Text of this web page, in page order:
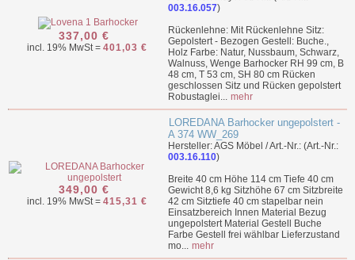
337,00 €
incl. 19% MwSt = 401,03 €
003.16.057)
Rückenlehne: Mit Rückenlehne Sitz:
Gepolstert - Bezogen Gestell: Buche.,
Holz Farbe: Natur, Nussbaum, Schwarz,
Walnuss, Wenge Barhocker RH 99 cm, B
48 cm, T 53 cm, SH 80 cm Rücken
geschlossen Sitz und Rücken gepolstert
Robustaglei... mehr
349,00 €
incl. 19% MwSt = 415,31 €
LOREDANA Barhocker ungepolstert -
A 374 WW_269
Hersteller: AGS Möbel / Art.-Nr.: (Art.-Nr.:
003.16.110)
Breite 40 cm Höhe 114 cm Tiefe 40 cm
Gewicht 8,6 kg Sitzhöhe 67 cm Sitzbreite
42 cm Sitztiefe 40 cm stapelbar nein
Einsatzbereich Innen Material Bezug
ungepolstert Material Gestell Buche
Farbe Gestell frei wählbar Lieferzustand
mo... mehr